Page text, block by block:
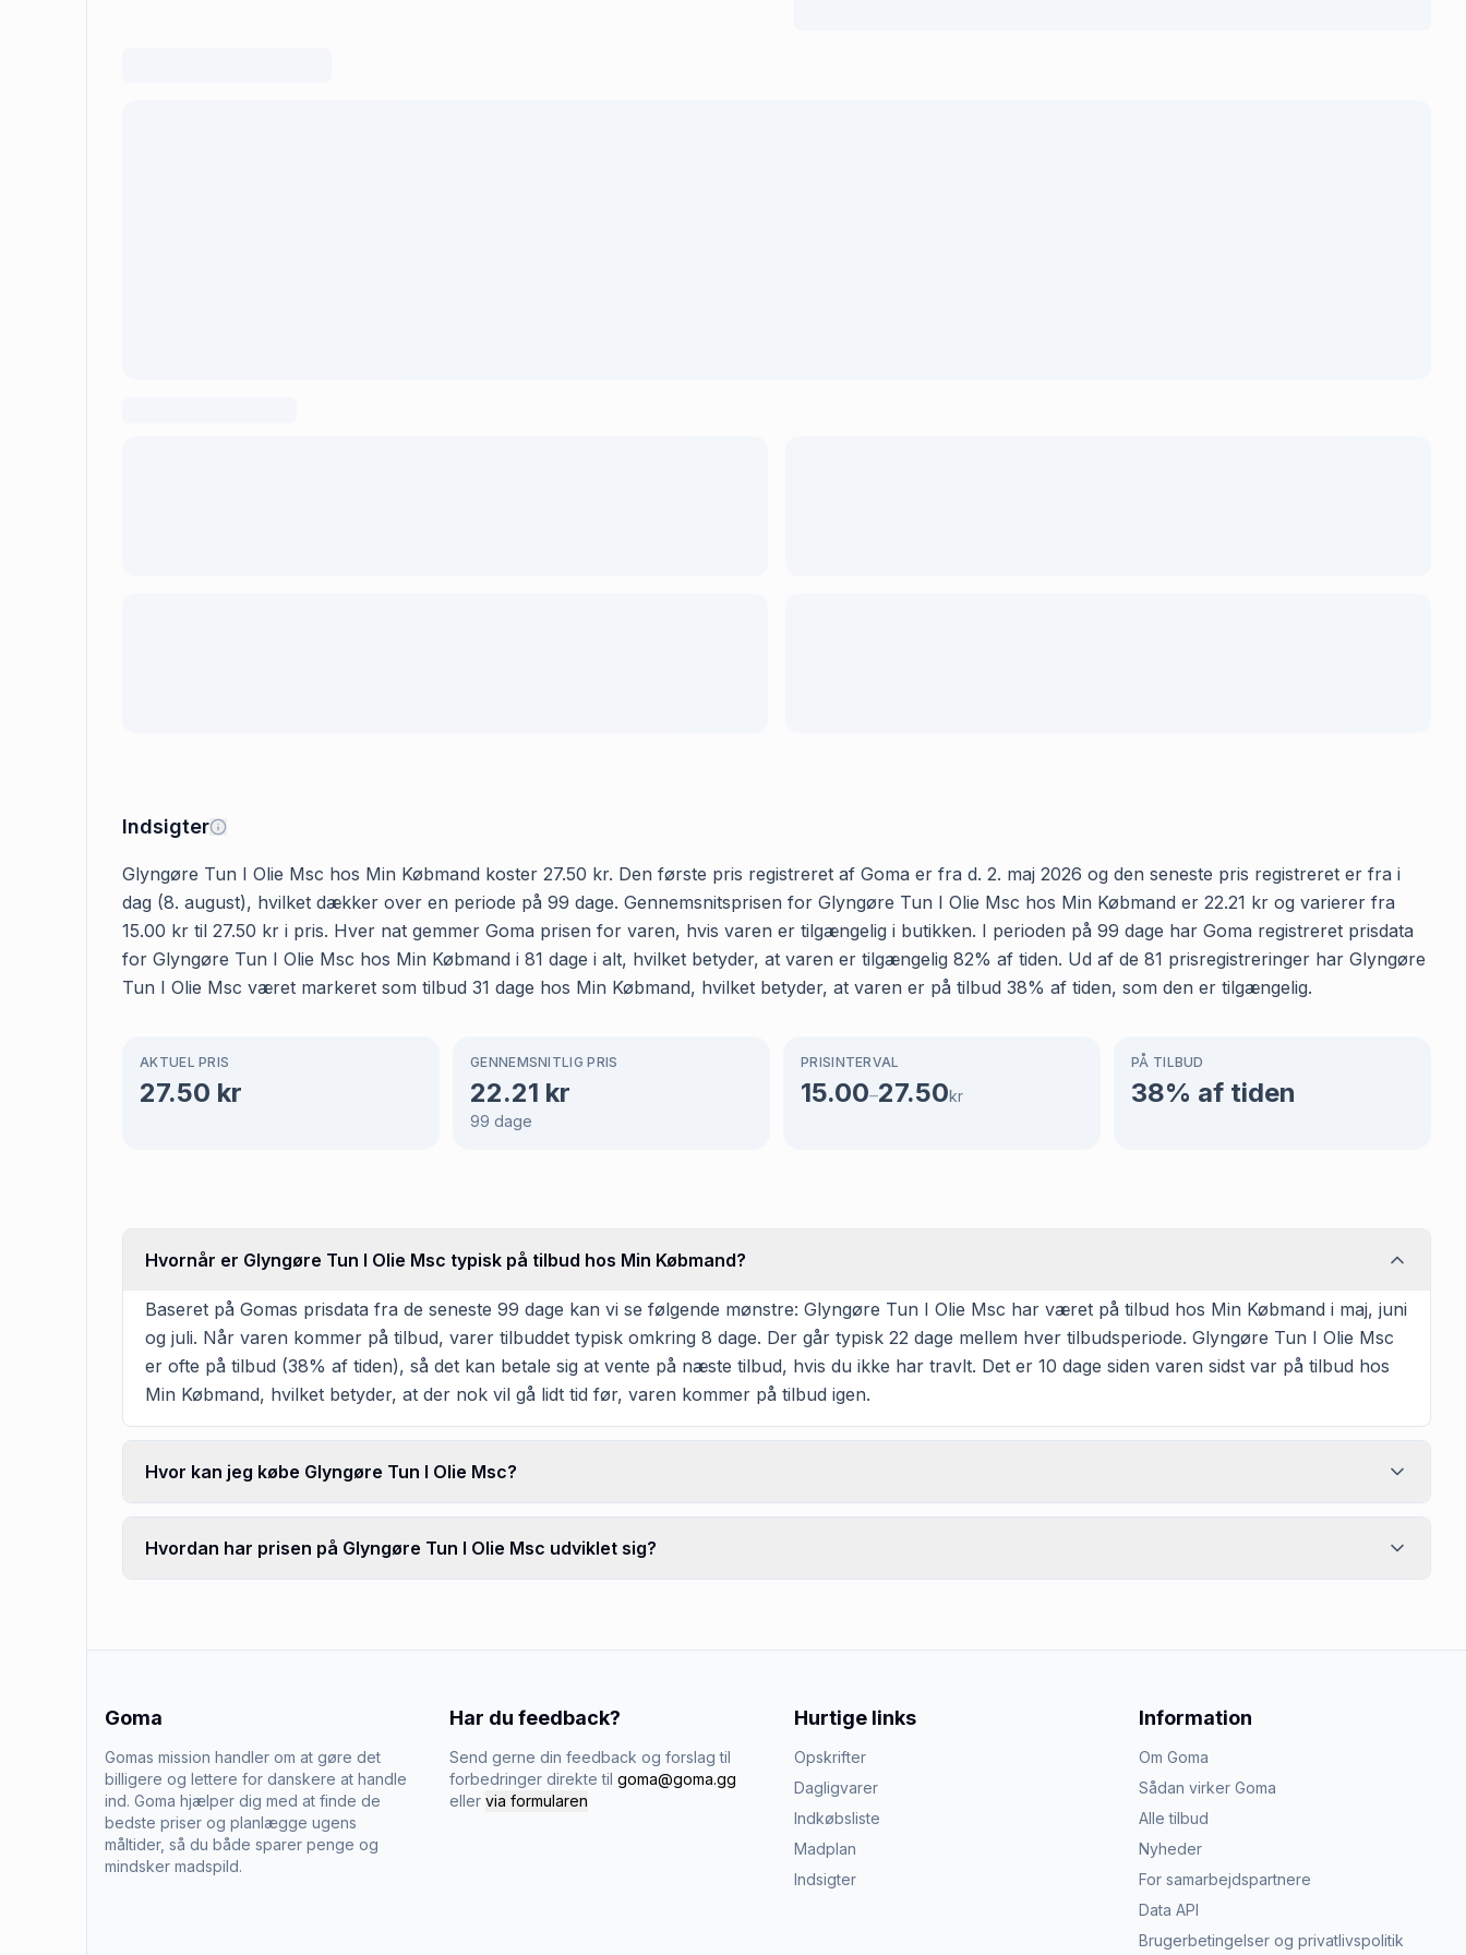
Indsigter
Glyngøre Tun I Olie Msc hos Min Købmand koster 27.50 kr. Den første pris registreret af Goma er fra d. 2. maj 2026 og den seneste pris registreret er fra i
dag (8. august), hvilket dækker over en periode på 99 dage. Gennemsnitsprisen for Glyngøre Tun I Olie Msc hos Min Købmand er 22.21 kr og varierer fra
15.00 kr til 27.50 kr i pris. Hver nat gemmer Goma prisen for varen, hvis varen er tilgængelig i butikken. I perioden på 99 dage har Goma registreret prisdata
for Glyngøre Tun I Olie Msc hos Min Købmand i 81 dage i alt, hvilket betyder, at varen er tilgængelig 82% af tiden. Ud af de 81 prisregistreringer har Glyngøre
Tun I Olie Msc været markeret som tilbud 31 dage hos Min Købmand, hvilket betyder, at varen er på tilbud 38% af tiden, som den er tilgængelig.
AKTUEL PRIS
27.50 kr
GENNEMSNITLIG PRIS
22.21 kr
99 dage
PRISINTERVAL
15.00–27.50kr
PÅ TILBUD
38% af tiden
Hvornår er Glyngøre Tun I Olie Msc typisk på tilbud hos Min Købmand?
Baseret på Gomas prisdata fra de seneste 99 dage kan vi se følgende mønstre: Glyngøre Tun I Olie Msc har været på tilbud hos Min Købmand i maj, juni
og juli. Når varen kommer på tilbud, varer tilbuddet typisk omkring 8 dage. Der går typisk 22 dage mellem hver tilbudsperiode. Glyngøre Tun I Olie Msc
er ofte på tilbud (38% af tiden), så det kan betale sig at vente på næste tilbud, hvis du ikke har travlt. Det er 10 dage siden varen sidst var på tilbud hos
Min Købmand, hvilket betyder, at der nok vil gå lidt tid før, varen kommer på tilbud igen.
Hvor kan jeg købe Glyngøre Tun I Olie Msc?
Hvordan har prisen på Glyngøre Tun I Olie Msc udviklet sig?
Goma
Gomas mission handler om at gøre det
billigere og lettere for danskere at handle
ind. Goma hjælper dig med at finde de
bedste priser og planlægge ugens
måltider, så du både sparer penge og
mindsker madspild.
Har du feedback?
Send gerne din feedback og forslag til
forbedringer direkte til goma@goma.gg
eller via formularen
Hurtige links
Opskrifter
Dagligvarer
Indkøbsliste
Madplan
Indsigter
Information
Om Goma
Sådan virker Goma
Alle tilbud
Nyheder
For samarbejdspartnere
Data API
Brugerbetingelser og privatlivspolitik